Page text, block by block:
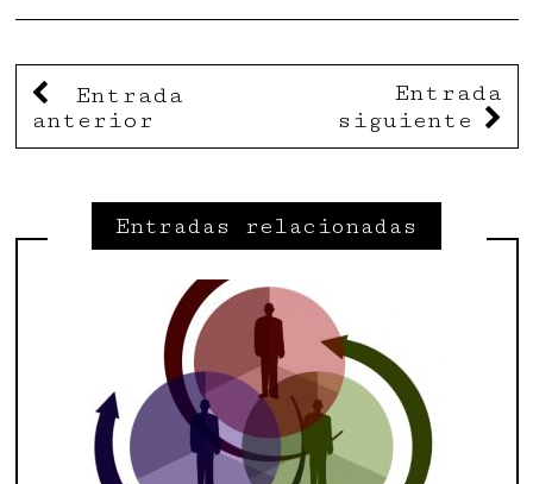
Entrada
anterior
Entrada
siguiente
Entradas relacionadas